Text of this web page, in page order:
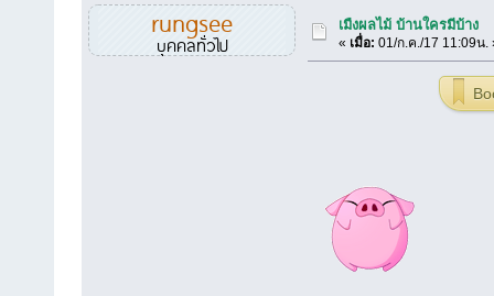
rungsee
บุคคลทั่วไป
เมืงผลไม้ บ้านใครมีบ้าง
« เมื่อ: 01/ก.ค./17 11:09น.